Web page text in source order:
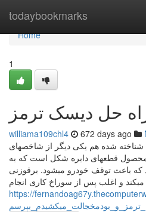
todaybookmarks
Home
Home
1
حل دیسک ترمز
williama109chl4 672 days ago
شناخته شده هم یکی دیگر از شاخصهای
محصول قطعهای دایره شکل است که به
که باعث توقف خودرو میشود. برقوزنی
و اغلب پس از سوراخ کاری انجام
https://